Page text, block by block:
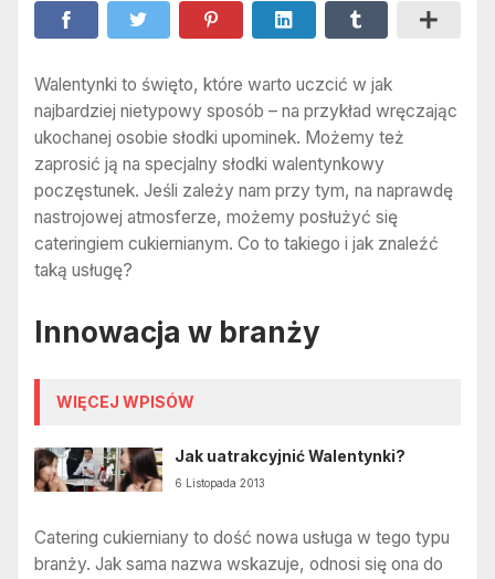
Walentynki to święto, które warto uczcić w jak
najbardziej nietypowy sposób – na przykład wręczając
ukochanej osobie słodki upominek. Możemy też
zaprosić ją na specjalny słodki walentynkowy
poczęstunek. Jeśli zależy nam przy tym, na naprawdę
nastrojowej atmosferze, możemy posłużyć się
cateringiem cukiernianym. Co to takiego i jak znaleźć
taką usługę?
Innowacja w branży
WIĘCEJ WPISÓW
Jak uatrakcyjnić Walentynki?
6 Listopada 2013
Catering cukierniany to dość nowa usługa w tego typu
branży. Jak sama nazwa wskazuje, odnosi się ona do